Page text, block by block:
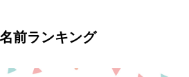
前ランキング